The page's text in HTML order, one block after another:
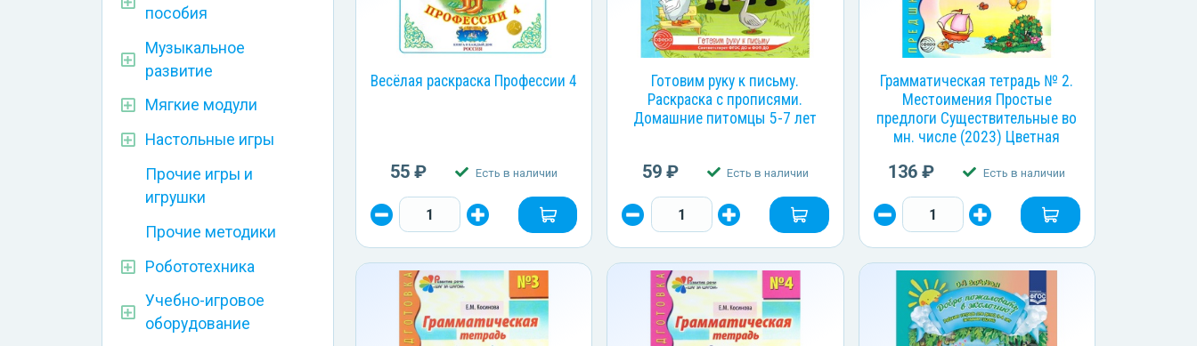
пособия
Музыкальное
развитие
Мягкие модули
Настольные игры
Прочие игры и
игрушки
Прочие методики
Робототехника
Учебно-игровое
оборудование
Весёлая раскраска Профессии 4
55 ₽ Есть в наличии
Готовим руку к письму.
Раскраска с прописями.
Домашние питомцы 5-7 лет
59 ₽ Есть в наличии
Грамматическая тетрадь № 2.
Местоимения Простые
предлоги Существительные во
мн. числе (2023) Цветная
136 ₽ Есть в наличии